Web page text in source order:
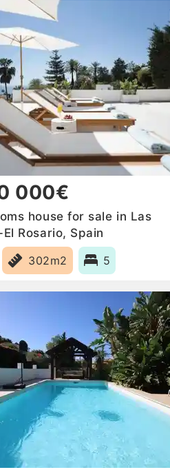
000€
house for sale in Las
Rosario, Spain
302m2 5